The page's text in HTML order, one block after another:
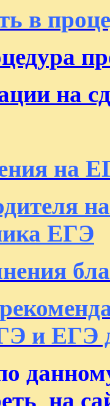
в
на
на
на
ЕГЭ
и ЕГЭ
на